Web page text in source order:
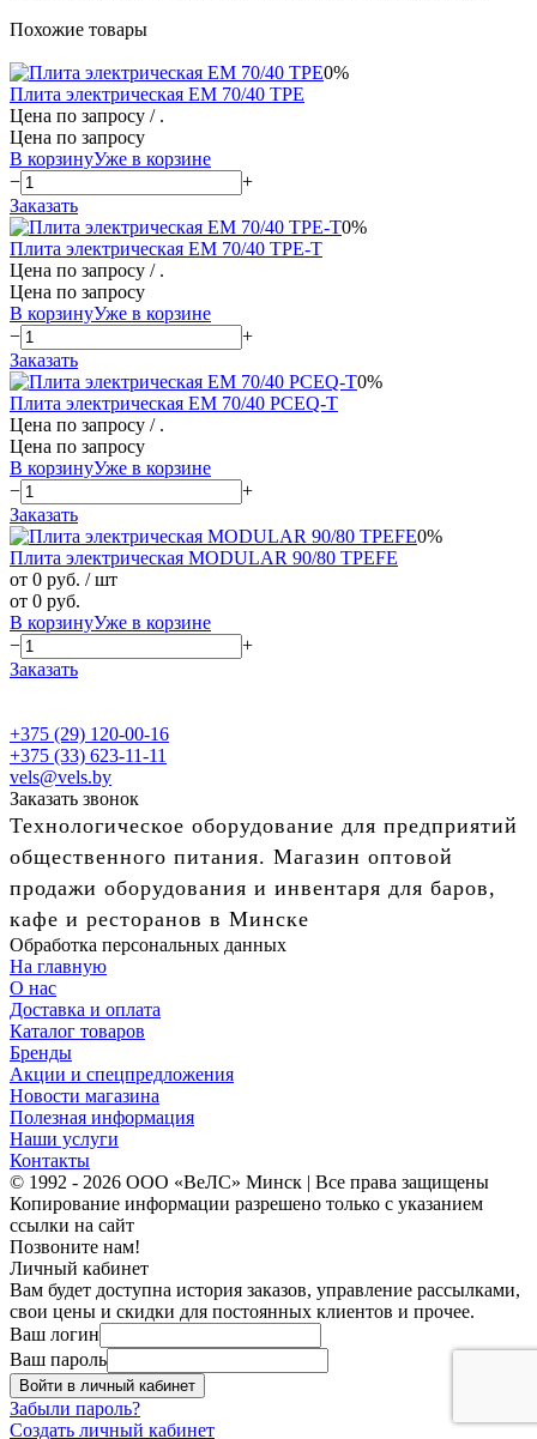
Похожие товары
0%
Плита электрическая EM 70/40 TPE
Цена по запросу / .
Цена по запросу
В корзинуУже в корзине
−
+
Заказать
0%
Плита электрическая EM 70/40 TPE-T
Цена по запросу / .
Цена по запросу
В корзинуУже в корзине
−
+
Заказать
0%
Плита электрическая EM 70/40 PCEQ-T
Цена по запросу / .
Цена по запросу
В корзинуУже в корзине
−
+
Заказать
0%
Плита электрическая MODULAR 90/80 TPEFE
от 0 руб. / шт
от 0 руб.
В корзинуУже в корзине
−
+
Заказать
+375 (29) 120-00-16
+375 (33) 623-11-11
vels@vels.by
Заказать звонок
Технологическое оборудование для предприятий
общественного питания. Магазин оптовой
продажи оборудования и инвентаря для баров,
кафе и ресторанов в Минске
Обработка персональных данных
На главную
О нас
Доставка и оплата
Каталог товаров
Бренды
Акции и спецпредложения
Новости магазина
Полезная информация
Наши услуги
Контакты
© 1992 - 2026 ООО «ВеЛС» Минск | Все права защищены
Копирование информации разрешено только с указанием
ссылки на сайт
Позвоните нам!
Личный кабинет
Вам будет доступна история заказов, управление рассылками,
свои цены и скидки для постоянных клиентов и прочее.
Ваш логин
Ваш пароль
Войти в личный кабинет
Забыли пароль?
Создать личный кабинет